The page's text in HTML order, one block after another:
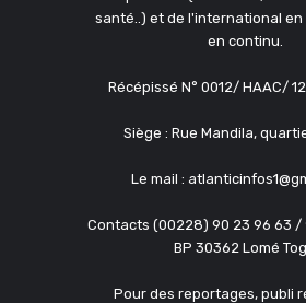
santé..) et de l'international
en continu.
Récépissé N° 0012/ HAAC/
Siège : Rue Mandila,
Le mail :
Contacts (00228) 90 23 96 63 /
BP 30362 Lomé
Pour des reportages, publi